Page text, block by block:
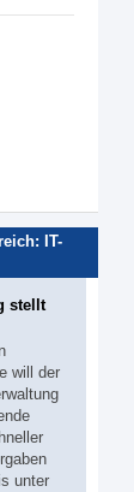
IT-
stellt
will der
unter